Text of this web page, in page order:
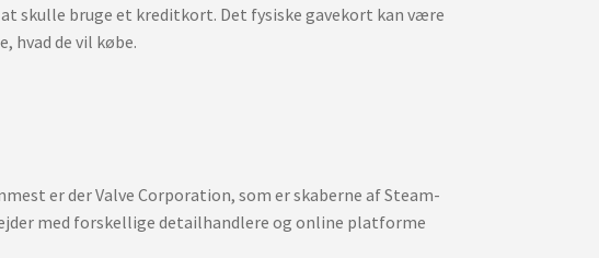
skulle bruge et kreditkort. Det fysiske gavekort kan være
hvad de vil købe.
er der Valve Corporation, som er skaberne af Steam-
med forskellige detailhandlere og online platforme